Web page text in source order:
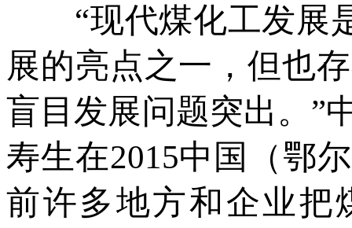
“现代煤化工发展是
展的亮点之一，但也
盲目发展问题突出。”
寿生在2015中国（鄂
前许多地方和企业把